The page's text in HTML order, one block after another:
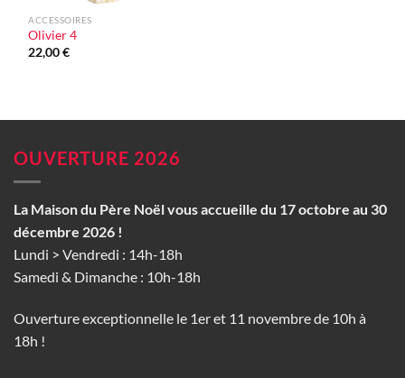
ACCESSOIRES
Olivier 4
22,00€
OUVERTURE 2026
La Maison du Père Noël vous accueille du 17 octobre au 30
décembre 2026 !
Lundi > Vendredi : 14h-18h
Samedi & Dimanche : 10h-18h
Ouverture exceptionnelle le 1er et 11 novembre de 10h à
18h !